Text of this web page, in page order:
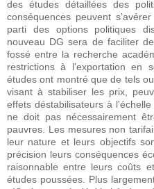
des études détaillées des
conséquences peuvent
parti des options politiques
nouveau DG sera de faciliter
fossé entre la recherche
restrictions à l'exportation en
études ont montré que de tels
visant à stabiliser les prix,
effets déstabilisateurs à
ne doit pas nécessairement
pauvres. Les mesures non
leur nature et leurs objectifs
précision leurs conséquences
raisonnable entre leurs coûts
études poussées. Plus